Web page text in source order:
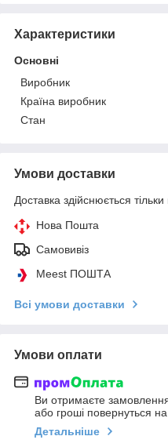
Характеристики
Основні
Виробник
Країна виробник
Стан
Умови доставки
Доставка здійснюється
Нова Пошта
Самовивіз
Meest ПОШТА
Всі умови доставки
Умови оплати
Ви отримаєте
або гроші повернуться
Детальніше